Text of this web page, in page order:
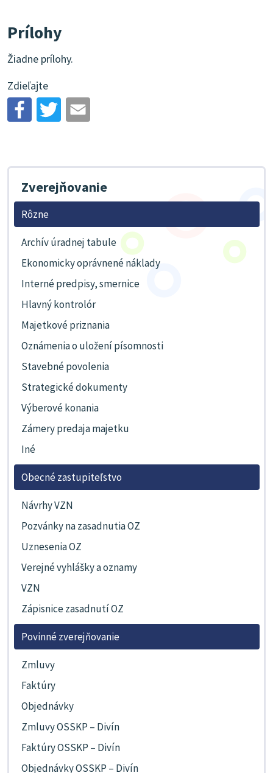
Prílohy
Žiadne prílohy.
Zdieľajte
Zverejňovanie
Rôzne
Archív úradnej tabule
Ekonomicky oprávnené náklady
Interné predpisy, smernice
Hlavný kontrolór
Majetkové priznania
Oznámenia o uložení písomnosti
Stavebné povolenia
Strategické dokumenty
Výberové konania
Zámery predaja majetku
Iné
Obecné zastupiteľstvo
Návrhy VZN
Pozvánky na zasadnutia OZ
Uznesenia OZ
Verejné vyhlášky a oznamy
VZN
Zápisnice zasadnutí OZ
Povinné zverejňovanie
Zmluvy
Faktúry
Objednávky
Zmluvy OSSKP – Divín
Faktúry OSSKP – Divín
Objednávky OSSKP – Divín